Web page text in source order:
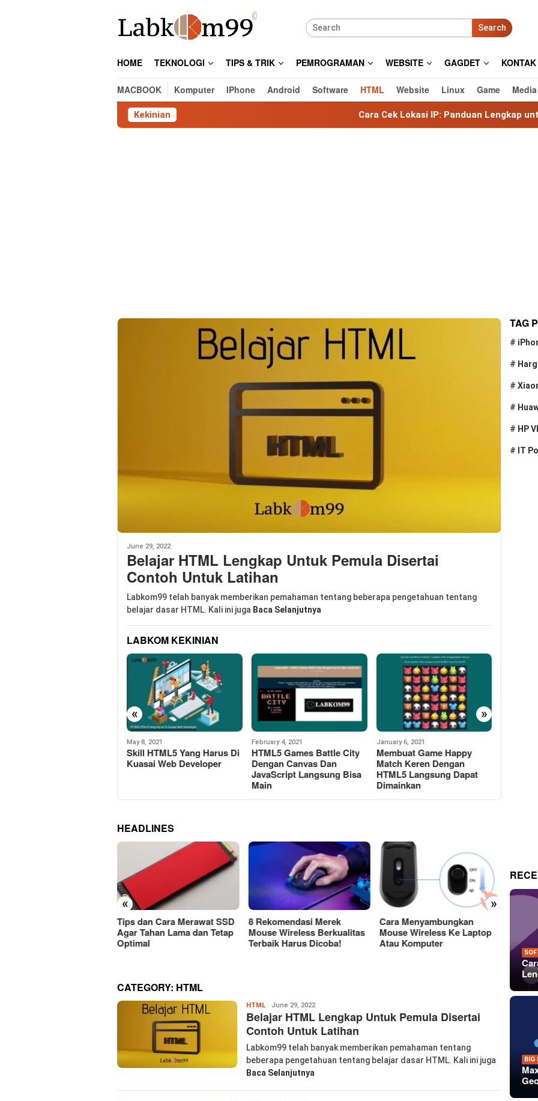
Search
HOME TEKNOLOGI TIPS & TRIK PEMROGRAMAN WEBSITE GAGDET
MACBOOK Komputer IPhone Android Software HTML Website Linux Game
Kekinian Cara Cek Lokasi IP: Panduan Lengkap untuk
June 29, 2022
Belajar HTML Lengkap Untuk Pemula Disertai
Contoh Untuk Latihan
Labkom99 telah banyak memberikan pemahaman tentang beberapa pengetahuan tentang
belajar dasar HTML. Kali ini juga Baca Selanjutnya
LABKOM KEKINIAN
« »
February 4, 2021
HTML5 Games Battle City
Dengan Canvas Dan
January 6, 2021
Membuat Game Happy
Match Keren Dengan
HTML5 Langsung Dapat
Dimainkan
November 30, 2020
Membuat Menu Navigasi
Responsive HTML5
HEADLINES
« »
8 Rekomendasi Merek
Mouse Wireless Berkualitas
Terbaik Harus Dicoba!
Cara Menyambungkan
Mouse Wireless Ke Laptop
Atau Komputer
Perbedaan Antara Layar
OLED Dan LCD Mana Yang
Lebih Baik?
15
Dan
CATEGORY: HTML
HTMLWanglu
Piao
June 29, 2022
Belajar HTML Lengkap Untuk Pemula Disertai
Contoh Untuk Latihan
Labkom99 telah banyak memberikan pemahaman tentang
beberapa pengetahuan tentang belajar dasar HTML. Kali ini juga
Baca Selanjutnya
TAG
#
#
#
#
# HP
# IT
BIG